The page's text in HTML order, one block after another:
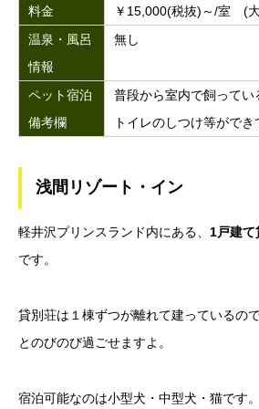
料金
￥15,000(税抜)～/室 (
温泉・風呂
情報
無し
ペット宿泊
備考欄
普段から室内で飼ってい
トイレのしつけ等ができ
浅間リゾート・イン
軽井沢プリンスランド内にある、 1戸建
です。
貸別荘は１棟ずつが離れて建っているの
とのびのび過ごせますよ。
宿泊可能なのは小型犬・中型犬・猫です。